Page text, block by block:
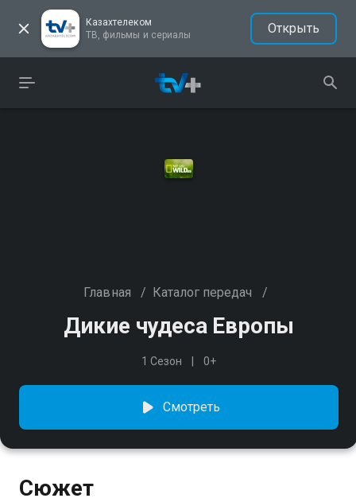
Казахтелеком
ТВ, фильмы и сериалы
Открыть
Главная / Каталог передач /
Дикие чудеса Европы
1 Сезон 0+
Смотреть
Сюжет